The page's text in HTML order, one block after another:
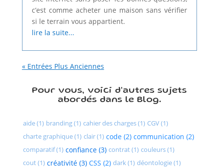
c’est comme acheter une maison sans vérifier
si le terrain vous appartient.
lire la suite...
« Entrées Plus Anciennes
Pour vous, voici d'autres sujets
abordés dans le Blog.
aide (1) branding (1) cahier des charges (1) CGV (1)
charte graphique (1) clair (1) code (2) communication (2)
comparatif (1) confiance (3) contrat (1) couleurs (1)
cout (1) créativité (3) CSS (2) dark (1) déontologie (1)